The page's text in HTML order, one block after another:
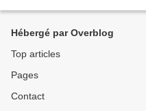
Hébergé par Overblog
Top articles
Pages
Contact